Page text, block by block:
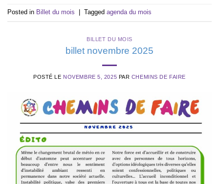
Posted in Billet du mois Tagged agenda du mois
BILLET DU MOIS
billet novembre 2025
POSTÉ LE NOVEMBRE 5, 2025 PAR CHEMINS DE FAIRE